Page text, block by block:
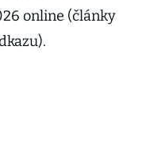
online (články